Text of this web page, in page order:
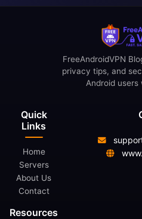
Quick
Links
Home
Servers
About Us
Contact
Resources
FreeAndroidVPN
privacy tips, and
Android users